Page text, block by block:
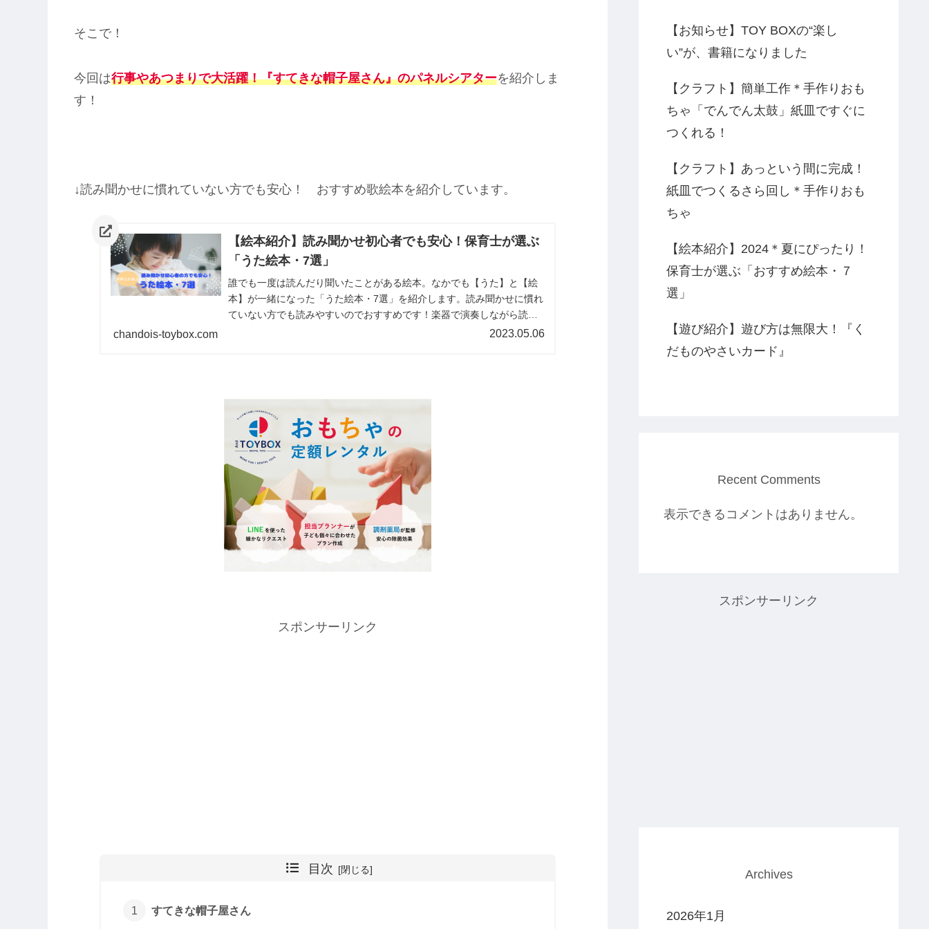
そこで！
今回は行事やあつまりで大活躍！『すてきな帽子屋さん』のパネルシアターを紹介しま
す！
↓読み聞かせに慣れていない方でも安心！ おすすめ歌絵本を紹介しています。
【絵本紹介】読み聞かせ初心者でも安心！保育士が選ぶ
「うた絵本・7選」
誰でも一度は読んだり聞いたことがある絵本。なかでも【うた】と【絵
本】が一緒になった「うた絵本・7選」を紹介します。読み聞かせに慣れ
ていない方でも読みやすいのでおすすめです！楽器で演奏しながら読む
のもよし！伴奏なしの口うたで読むのもよし！参考にしてみてください
chandois-toybox.com 2023.05.06
スポンサーリンク
目次
すてきな帽子屋さん
【お知らせ】TOY BOXの“楽し
い”が、書籍になりました
【クラフト】簡単工作＊手作りおも
ちゃ「でんでん太鼓」紙皿ですぐに
つくれる！
【クラフト】あっという間に完成！
紙皿でつくるさら回し＊手作りおも
ちゃ
【絵本紹介】2024＊夏にぴったり！
保育士が選ぶ「おすすめ絵本・７
選」
【遊び紹介】遊び方は無限大！『く
だものやさいカード』
Recent Comments
表示できるコメントはありません。
スポンサーリンク
Archives
2026年1月